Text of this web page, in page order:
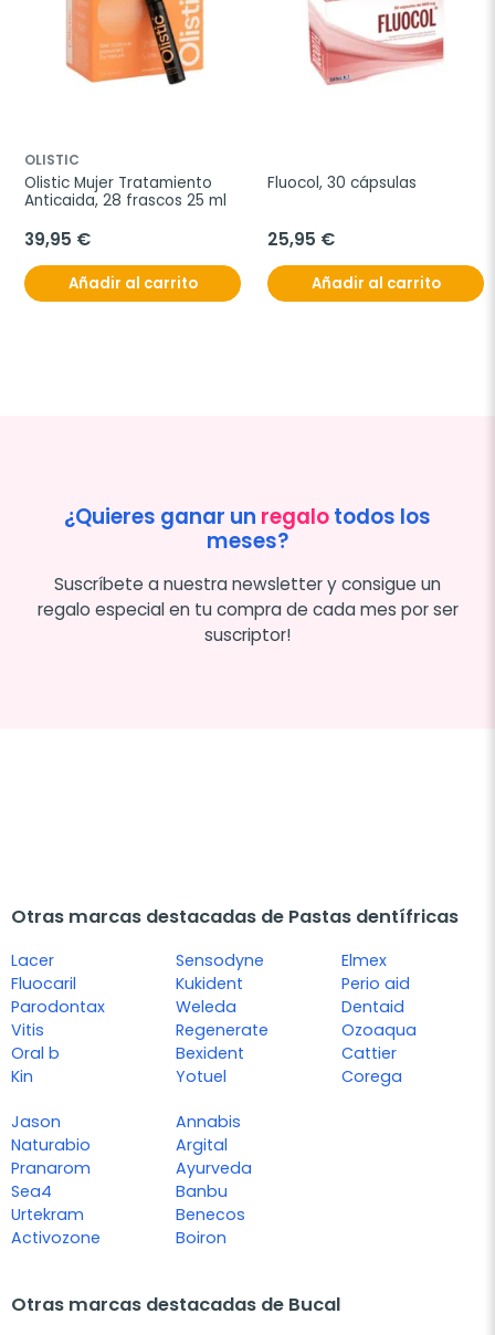
OLISTIC
Olistic Mujer Tratamiento
Anticaida, 28 frascos 25 ml
39,95 €
Añadir al carrito
Fluocol, 30 cápsulas
25,95 €
Añadir al carrito
¿Quieres ganar un regalotodos los
meses?
Suscríbete a nuestra newsletter y consigue un
regalo especial en tu compra de cada mes por ser
suscriptor!
Otras marcas destacadas de Pastas dentífricas
Lacer
Fluocaril
Parodontax
Vitis
Oral b
Kin
Sensodyne
Kukident
Weleda
Regenerate
Bexident
Yotuel
Elmex
Perio aid
Dentaid
Ozoaqua
Cattier
Corega
Jason
Naturabio
Pranarom
Sea4
Urtekram
Activozone
Annabis
Argital
Ayurveda
Banbu
Benecos
Boiron
Otras marcas destacadas de Bucal